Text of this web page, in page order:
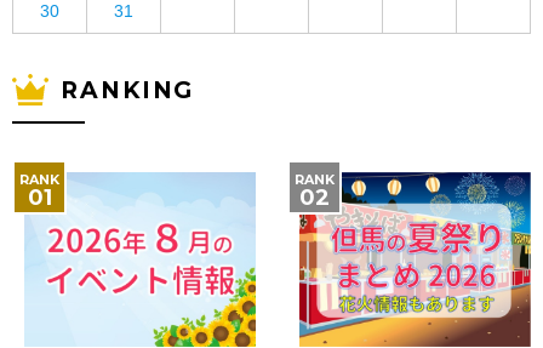
30 31
RANKING